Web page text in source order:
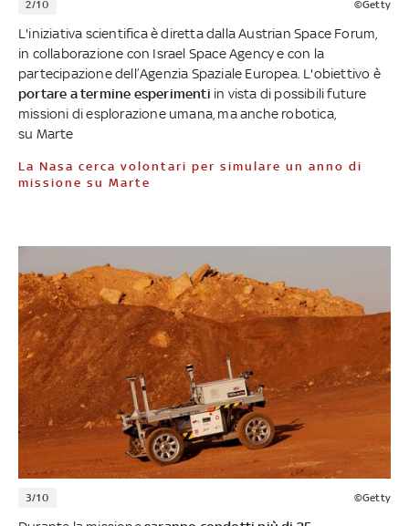
2/10 ©Getty
L'iniziativa scientifica è diretta dalla Austrian Space Forum,
in collaborazione con Israel Space Agency e con la
partecipazione dell’Agenzia Spaziale Europea. L'obiettivo è
portare a termine esperimenti in vista di possibili future
missioni di esplorazione umana, ma anche robotica,
su Marte
La Nasa cerca volontari per simulare un anno di
missione su Marte
3/10 ©Getty